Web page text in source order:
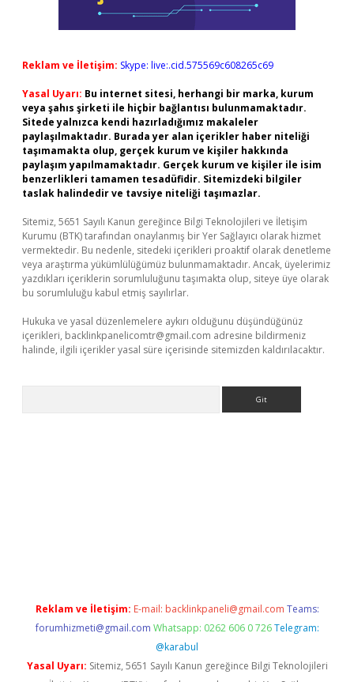
Reklam ve İletişim: Skype: live:.cid.575569c608265c69
Yasal Uyarı: Bu internet sitesi, herhangi bir marka, kurum
veya şahıs şirketi ile hiçbir bağlantısı bulunmamaktadır.
Sitede yalnızca kendi hazırladığımız makaleler
paylaşılmaktadır. Burada yer alan içerikler haber niteliği
taşımamakta olup, gerçek kurum ve kişiler hakkında
paylaşım yapılmamaktadır. Gerçek kurum ve kişiler ile isim
benzerlikleri tamamen tesadüfidir. Sitemizdeki bilgiler
taslak halindedir ve tavsiye niteliği taşımazlar.
Sitemiz, 5651 Sayılı Kanun gereğince Bilgi Teknolojileri ve İletişim
Kurumu (BTK) tarafından onaylanmış bir Yer Sağlayıcı olarak hizmet
vermektedir. Bu nedenle, sitedeki içerikleri proaktif olarak denetleme
veya araştırma yükümlülüğümüz bulunmamaktadır. Ancak, üyelerimiz
yazdıkları içeriklerin sorumluluğunu taşımakta olup, siteye üye olarak
bu sorumluluğu kabul etmiş sayılırlar.
Hukuka ve yasal düzenlemelere aykırı olduğunu düşündüğünüz
içerikleri, backlinkpanelicomtr@gmail.com adresine bildirmeniz
halinde, ilgili içerikler yasal süre içerisinde sitemizden kaldırılacaktır.
Reklam ve İletişim: E-mail: backlinkpaneli@gmail.com Teams:
forumhizmeti@gmail.com Whatsapp: 0262 606 0 726 Telegram:
@karabul
Yasal Uyarı: Sitemiz, 5651 Sayılı Kanun gereğince Bilgi Teknolojileri